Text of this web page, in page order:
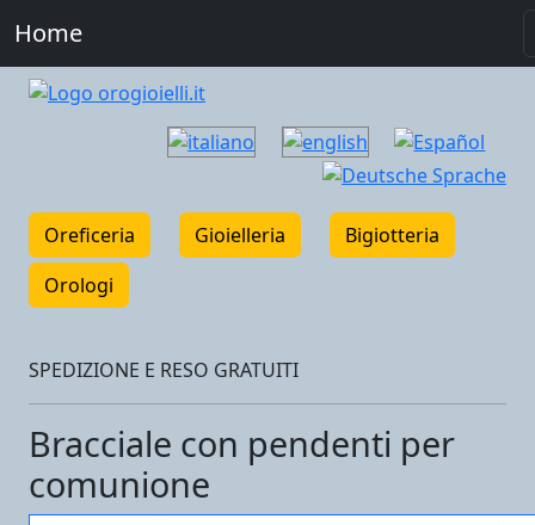
Home
Oreficeria Gioielleria
Bigiotteria
Orologi
SPEDIZIONE E RESO GRATUITI
Bracciale con pendenti per
comunione